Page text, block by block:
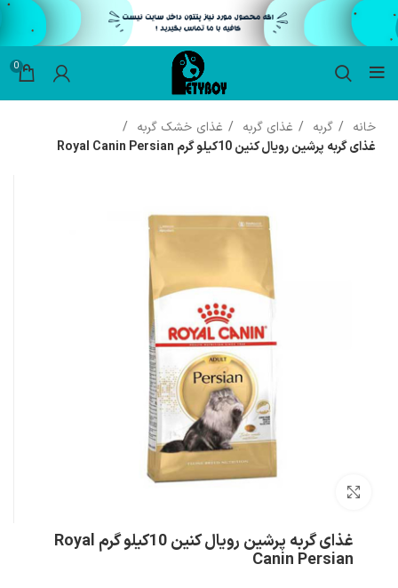
0
خانه گربه غذای گربه
غذای خشک گربه
غذای گربه پرشین رویال کنین 10کیلو گرم Royal Canin Persian
غذای گربه پرشین رویال کنین 10کیلو گرم Royal
Canin Persian